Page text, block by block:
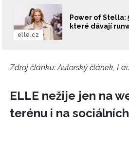
Power of Stella:
které dávají
elle.cz
Zdroj článku: Autorský článek,
ELLE nežije jen na
terénu i na